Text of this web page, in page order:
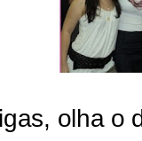
olha o